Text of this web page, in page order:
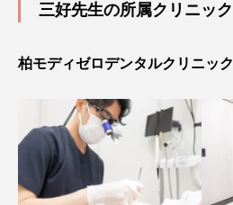
三好先生の所属クリニック
柏モディゼロデンタルクリニック